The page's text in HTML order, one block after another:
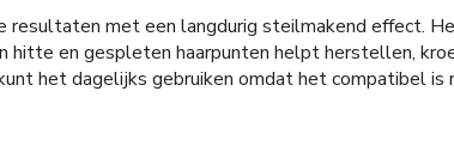
resultaten met een langdurig steilmakend effect.
hitte en gespleten haarpunten helpt herstellen,
het dagelijks gebruiken omdat het compatibel is